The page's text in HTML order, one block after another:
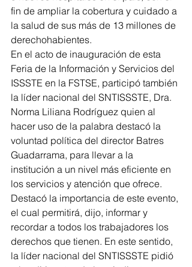
fin de ampliar la cobertura y cuidado a
la salud de sus más de 13 millones de
derechohabientes.
En el acto de inauguración de esta
Feria de la Información y Servicios del
ISSSTE en la FSTSE, participó también
la líder nacional del SNTISSSTE, Dra.
Norma Liliana Rodríguez quien al
hacer uso de la palabra destacó la
voluntad política del director Batres
Guadarrama, para llevar a la
institución a un nivel más eficiente en
los servicios y atención que ofrece.
Destacó la importancia de este evento,
el cual permitirá, dijo, informar y
recordar a todos los trabajadores los
derechos que tienen. En este sentido,
la líder nacional del SNTISSSTE pidió